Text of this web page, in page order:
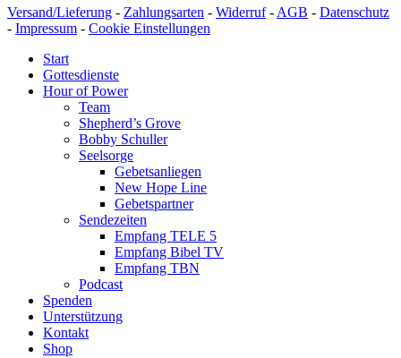
Versand/Lieferung - Zahlungsarten - Widerruf-AGB - Datenschutz
- Impressum - Cookie Einstellungen
Start
Gottesdienste
Hour of Power
Team
Shepherd’s Grove
Bobby Schuller
Seelsorge
Gebetsanliegen
New Hope Line
Gebetspartner
Sendezeiten
Empfang TELE 5
Empfang Bibel TV
Empfang TBN
Podcast
Spenden
Unterstützung
Kontakt
Shop